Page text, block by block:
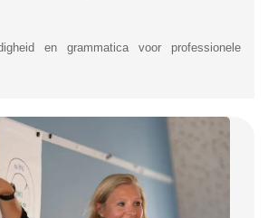
en grammatica voor professionele